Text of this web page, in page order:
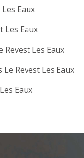
Eaux
Les Eaux
Revest Les Eaux
Revest Les Eaux
Eaux